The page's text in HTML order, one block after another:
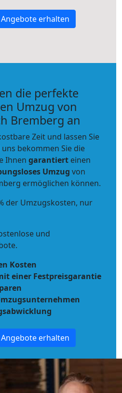
erhalten
die perfekte
Umzug von
Bremberg an
Zeit und lassen Sie
bekommen Sie die
Ihnen garantiert einen
Umzug von
ermöglichen können.
der Umzugskosten, nur
und
Kosten
einer Festpreisgarantie
erhalten